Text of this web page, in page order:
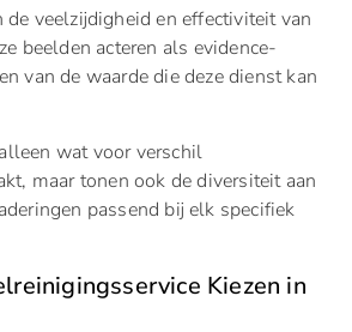
veelzijdigheid en effectiviteit van
beelden acteren als evidence-
van de waarde die deze dienst kan
wat voor verschil
maar tonen ook de diversiteit aan
passend bij elk specifiek
Kiezen in